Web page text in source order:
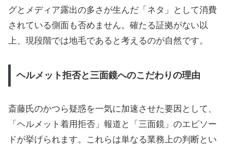
グとメディア露出の多さが生んだ「ネタ」として消費
されている側面も否めません。確たる証拠がない以
上、現段階では地毛であると考えるのが自然です。
ヘルメット拒否と三面鏡へのこだわりの理由
斎藤氏のかつら疑惑を一気に加速させた要因として、
「ヘルメット着用拒否」報道と「三面鏡」のエピソー
ドが挙げられます。これらは単なる業務上の判断とい